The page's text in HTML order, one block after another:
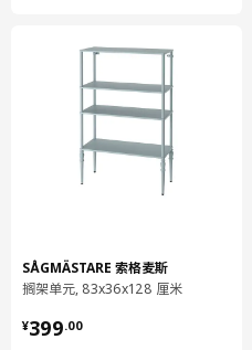
UTRUSTA 乌斯塔
厨房缓冲式合叶
长度
容量
SÅGMÄSTARE 索格麦斯
搁架单元, 83x36x128 厘米
¥399.00
¥ 399.00